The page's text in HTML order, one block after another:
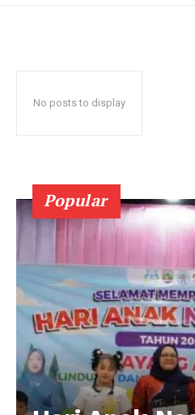
No posts to display
Popular